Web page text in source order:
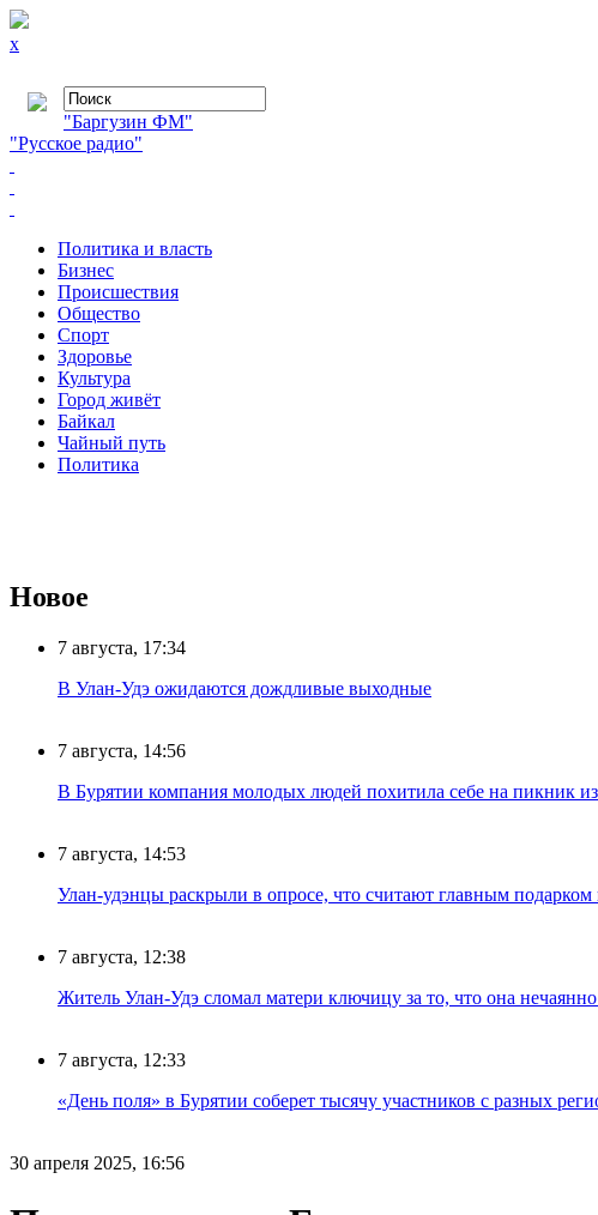
x
"Баргузин ФМ"
"Русское радио"
Политика и власть
Бизнес
Происшествия
Общество
Cпорт
Здоровье
Культура
Город живёт
Байкал
Чайный путь
Политика
Новое
7 августа, 17:34
В Улан-Удэ ожидаются дождливые выходные
7 августа, 14:56
В Бурятии компания молодых людей похитила себе на пикник
7 августа, 14:53
Улан-удэнцы раскрыли в опросе, что считают главным
7 августа, 12:38
Житель Улан-Удэ сломал матери ключицу за то, что она нечаянно
7 августа, 12:33
«День поля» в Бурятии соберет тысячу участников с разных
30 апреля 2025, 16:56